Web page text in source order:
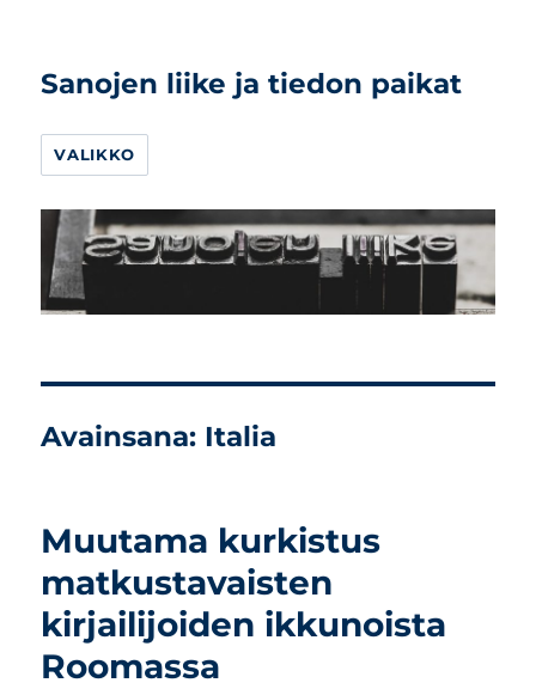
Sanojen liike ja tiedon paikat
VALIKKO
Avainsana: Italia
Muutama kurkistus
matkustavaisten
kirjailijoiden ikkunoista
Roomassa